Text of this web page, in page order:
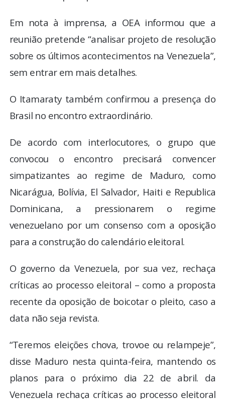
Em nota à imprensa, a OEA informou que a
reunião pretende “analisar projeto de resolução
sobre os últimos acontecimentos na Venezuela”,
sem entrar em mais detalhes.
O Itamaraty também confirmou a presença do
Brasil no encontro extraordinário.
De acordo com interlocutores, o grupo que
convocou o encontro precisará convencer
simpatizantes ao regime de Maduro, como
Nicarágua, Bolívia, El Salvador, Haiti e Republica
Dominicana, a pressionarem o regime
venezuelano por um consenso com a oposição
para a construção do calendário eleitoral.
O governo da Venezuela, por sua vez, rechaça
críticas ao processo eleitoral – como a proposta
recente da oposição de boicotar o pleito, caso a
data não seja revista.
“Teremos eleições chova, trovoe ou relampeje”,
disse Maduro nesta quinta-feira, mantendo os
planos para o próximo dia 22 de abril. da
Venezuela rechaça críticas ao processo eleitoral